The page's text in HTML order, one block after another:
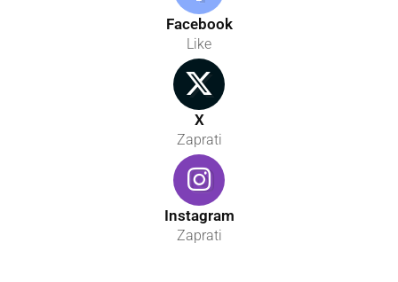
Facebook
Like
X
Zaprati
Instagram
Zaprati